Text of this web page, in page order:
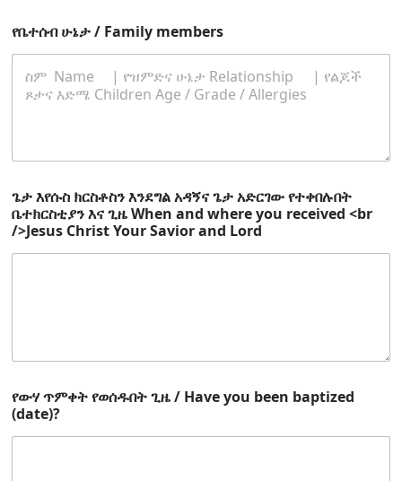
>
J
e
n
d
e
d
የቤተሰብ ሁኔታ / Family members
ጌታ እየሱስ ክርስቶስን እንደግል አዳኝና ጌታ አድርገው የተቀበሉበት
ቤተክርስቲያን እና ጊዜ When and where you received <br
/>Jesus Christ Your Savior and Lord
የውሃ ጥምቀት የወሰዱበት ጊዜ / Have you been baptized
(date)?